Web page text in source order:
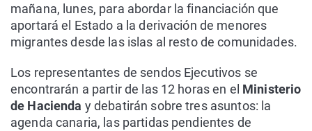
mañana, lunes, para abordar la financiación que
aportará el Estado a la derivación de menores
migrantes desde las islas al resto de comunidades.
Los representantes de sendos Ejecutivos se
encontrarán a partir de las 12 horas en el Ministerio
de Hacienda y debatirán sobre tres asuntos: la
agenda canaria, las partidas pendientes de